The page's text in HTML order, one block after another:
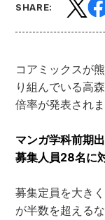
SHARE:
コアミックスが
り組んでいる高
倍率が発表されま
マンガ学科前期出
募集人員28名に
募集定員を大き
が半数を超える